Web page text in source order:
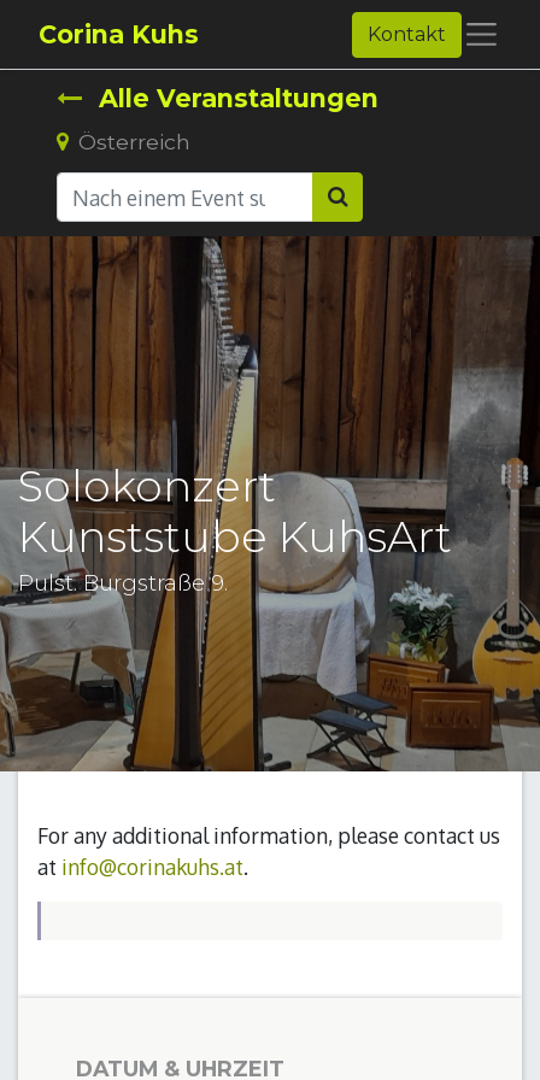
Corina Kuhs Kontakt
Alle Veranstaltungen
Österreich
Solokonzert
Kunststube KuhsArt
Pulst. Burgstraße 9.
For any additional information, please contact us
at info@corinakuhs.at.
DATUM & UHRZEIT